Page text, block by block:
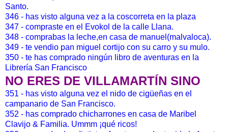
Santo.
346 - has visto alguna vez a la coscorreta en la plaza
347 - compraste en el Evokol de la calle Llana.
348 - comprabas la leche,en casa de manuel(malvaloca).
349 - te vendio pan miguel cortijo con su carro y su mulo.
350 - te has comprado ningún libro de aventuras en la
Librería San Francisco
NO ERES DE VILLAMARTÍN SINO
351 - has visto alguna vez el nido de cigüeñas en el
campanario de San Francisco.
352 - has comprado chicharrones en casa de Maribel
Clavijo & Familia. Ummm ¡qué ricos!